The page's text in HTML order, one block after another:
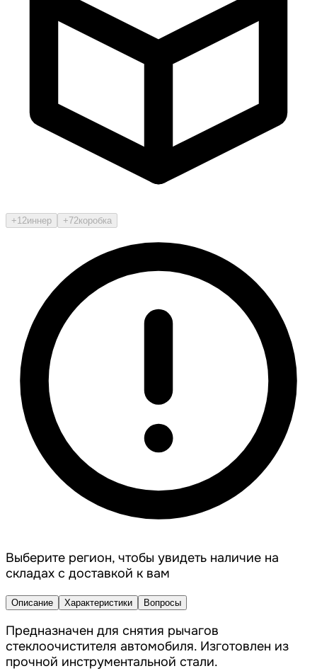
+12иннер +72коробка
Выберите регион, чтобы увидеть наличие на
складах с доставкой к вам
Описание Характеристики Вопросы
Предназначен для снятия рычагов
стеклоочистителя автомобиля. Изготовлен из
прочной инструментальной стали.